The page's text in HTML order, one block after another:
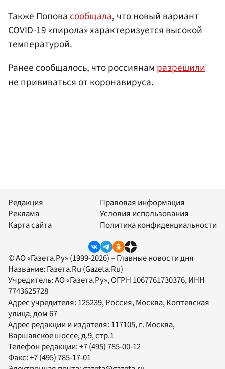
Также Поповасообщала, что новый вариант
COVID-19 «пирола» характеризуется высокой
температурой.
Ранее сообщалось, что россиянам разрешили
не прививаться от коронавируса.
Редакция
Реклама
Карта сайта
Правовая информация
Условия использования
Политика конфиденциальности
© АО «Газета.Ру» (1999-2026) – Главные новости дня
Название: Газета.Ru (Gazeta.Ru)
Учредитель:АО «Газета.Ру», ОГРН 1067761730376, ИНН
7743625728
Адрес учредителя: 125239, Россия, Москва, Коптевская
улица, дом 67
Адрес редакции и издателя: 117105, г. Москва,
Варшавское шоссе, д.9, стр.1
Телефон редакции:+7 (495) 785-00-12
Факс:+7 (495) 785-17-01